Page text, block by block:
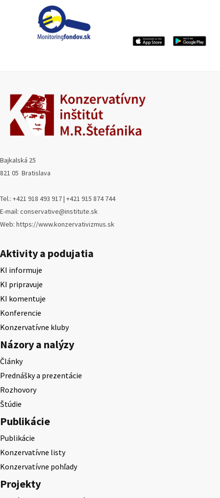
Bajkalská 25
821 05 Bratislava
Tel.: +421 918 493 917 | +421 915 874 744
E-mail: conservative@institute.sk
Web: https://www.konzervativizmus.sk
Aktivity a podujatia
KI informuje
KI pripravuje
KI komentuje
Konferencie
Konzervatívne kluby
Názory a nalýzy
Články
Prednášky a prezentácie
Rozhovory
Štúdie
Publikácie
Publikácie
Konzervatívne listy
Konzervatívne pohľady
Projekty